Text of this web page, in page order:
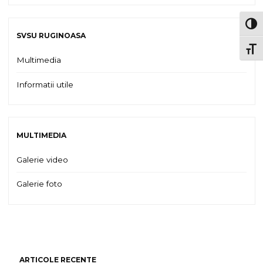
SVSU RUGINOASA
Multimedia
Informatii utile
MULTIMEDIA
Galerie video
Galerie foto
ARTICOLE RECENTE